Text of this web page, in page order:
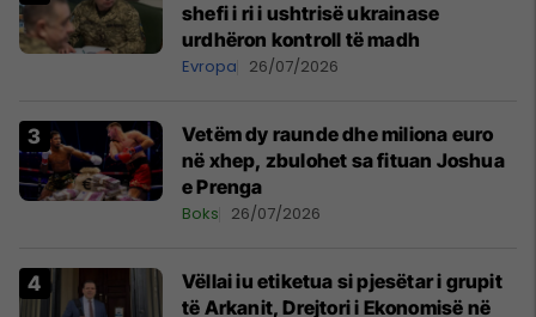
shefi i ri i ushtrisë ukrainase
urdhëron kontroll të madh
Evropa 26/07/2026
Vetëm dy raunde dhe miliona euro
në xhep, zbulohet sa fituan Joshua
e Prenga
Boks 26/07/2026
Vëllai iu etiketua si pjesëtar i grupit
të Arkanit, Drejtori i Ekonomisë në